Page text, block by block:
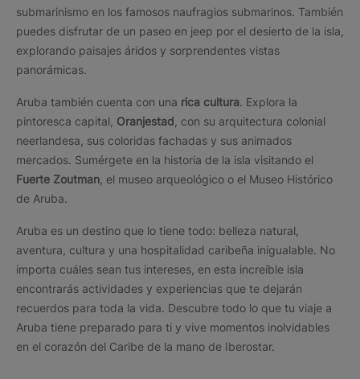
submarinismo en los famosos naufragios submarinos. También
puedes disfrutar de un paseo en jeep por el desierto de la isla,
explorando paisajes áridos y sorprendentes vistas
panorámicas.
Aruba también cuenta con una rica cultura. Explora la
pintoresca capital, Oranjestad , con su arquitectura colonial
neerlandesa, sus coloridas fachadas y sus animados
mercados. Sumérgete en la historia de la isla visitando el
Fuerte Zoutman , el museo arqueológico o el Museo Histórico
de Aruba.
Aruba es un destino que lo tiene todo: belleza natural,
aventura, cultura y una hospitalidad caribeña inigualable. No
importa cuáles sean tus intereses, en esta increíble isla
encontrarás actividades y experiencias que te dejarán
recuerdos para toda la vida. Descubre todo lo que tu viaje a
Aruba tiene preparado para ti y vive momentos inolvidables
en el corazón del Caribe de la mano de Iberostar.